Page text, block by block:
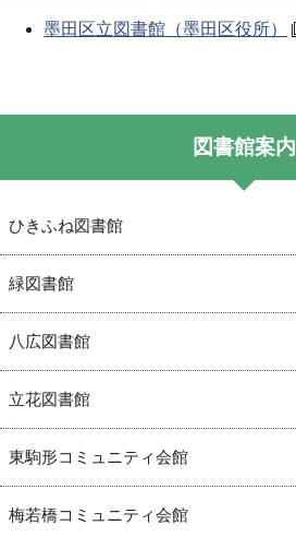
墨田区立図書館（墨田区役所）
図書館案内
ひきふね図書館
緑図書館
八広図書館
立花図書館
東駒形コミュニティ会館
梅若橋コミュニティ会館